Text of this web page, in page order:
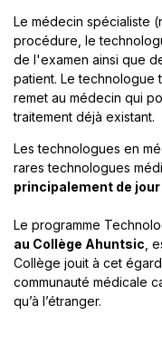
Le médecin spécialiste
procédure, le
de l'examen ainsi que
patient. Le technologue
remet au médecin qui
traitement déjà existant.
Les technologues en
rares technologues
principalement de
Le programme
au Collège Ahuntsic ,
Collège jouit à cet
communauté médicale
qu’à l’étranger.